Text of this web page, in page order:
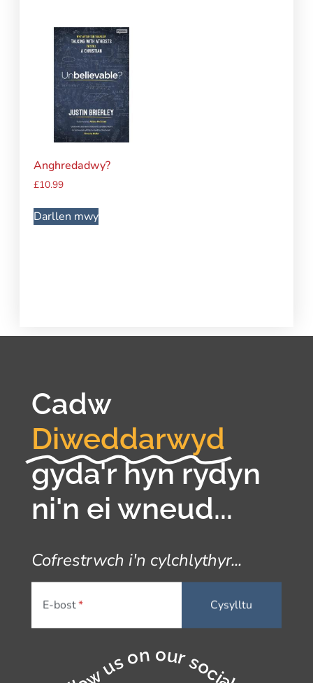
Anghredadwy?
£10.99
Darllen mwy
Cadw
Diweddarwyd
gyda'r hyn rydyn
ni'n ei wneud...
Cofrestrwch i'n cylchlythyr...
E-bost